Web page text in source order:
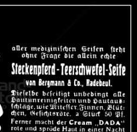
SEIFE
Bergmann & Co., Radebeul-